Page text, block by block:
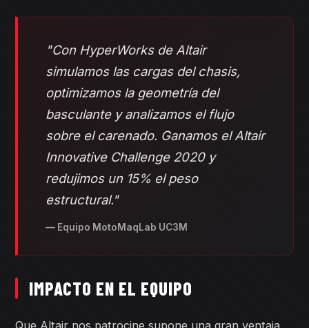
"Con HyperWorks de Altair
simulamos las cargas del chasis,
optimizamos la geometría del
basculante y analizamos el flujo
sobre el carenado. Ganamos el Altair
Innovative Challenge 2020 y
redujimos un 15% el peso
estructural."
— Equipo MotoMaqLab UC3M
IMPACTO EN EL EQUIPO